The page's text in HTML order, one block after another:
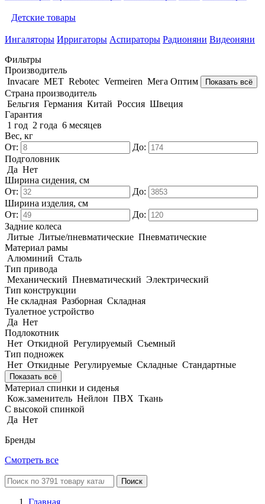
Детские товары
Ингаляторы Ирригаторы Аспираторы Радионяни Видеоняни
Фильтры
Производитель
Invacare MET Rebotec Vermeiren Мега Оптим Показать всё
Страна производитель
Бельгия Германия Китай Россия Швеция
Гарантия
1 год 2 года 6 месяцев
Вес, кг
От:
До:
Подголовник
Да Нет
Ширина сидения, см
От:
До:
Ширина изделия, см
От:
До:
Задние колеса
Литые Литые/пневматические Пневматические
Материал рамы
Алюминий Сталь
Тип привода
Механический Пневматический Электрический
Тип конструкции
Не складная Разборная Складная
Туалетное устройство
Да Нет
Подлокотник
Нет Откидной Регулируемый Съемный
Тип подножек
Нет Откидные Регулируемые Складные Стандартные
Показать всё
Материал спинки и сиденья
Кож.заменитель Нейлон ПВХ Ткань
С высокой спинкой
Да Нет
Бренды
Смотреть все
Поиск
Главная